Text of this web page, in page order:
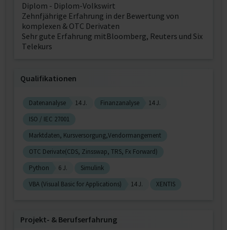
Diplom - Diplom-Volkswirt
Zehnfjährige Erfahrung in der Bewertung von
komplexen & OTC Derivaten
Sehr gute Erfahrung mitBloomberg, Reuters und Six
Telekurs
Qualifikationen
Datenanalyse 14 J. Finanzanalyse
14 J.
ISO / IEC 27001
Marktdaten, Kursversorgung,Vendormangement
OTC Derivate(CDS, Zinsswap, TRS, Fx Forward)
Python
6 J.
Simulink
VBA (Visual Basic for Applications)
14 J. XENTIS
Projekt‐ & Berufserfahrung